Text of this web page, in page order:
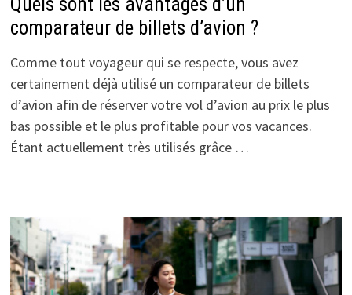
comparateur de billets d’avion ?
Comme tout voyageur qui se respecte, vous avez
certainement déjà utilisé un comparateur de billets
d’avion afin de réserver votre vol d’avion au prix le plus
bas possible et le plus profitable pour vos vacances.
Étant actuellement très utilisés grâce …